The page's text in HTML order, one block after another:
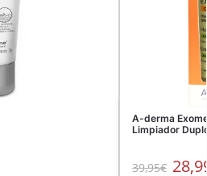
A-derma
Limpiador
39,95€